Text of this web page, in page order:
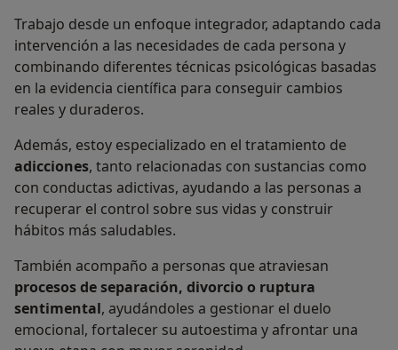
Trabajo desde un enfoque integrador, adaptando cada
intervención a las necesidades de cada persona y
combinando diferentes técnicas psicológicas basadas
en la evidencia científica para conseguir cambios
reales y duraderos.
Además, estoy especializado en el tratamiento de
adicciones, tanto relacionadas con sustancias como
con conductas adictivas, ayudando a las personas a
recuperar el control sobre sus vidas y construir
hábitos más saludables.
También acompaño a personas que atraviesan
procesos de separación, divorcio o ruptura
sentimental, ayudándoles a gestionar el duelo
emocional, fortalecer su autoestima y afrontar una